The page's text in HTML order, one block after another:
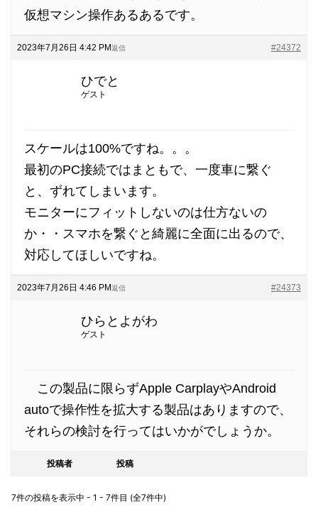
仮想マシン操作あるあるです。
2023年7月26日 4:42 PM #24372
返信
ひでと
ゲスト
スケールは100%ですね。。。
最初のPC接続ではまともで、一度車に繋ぐ
と、ずれてしまいます。
モニターにフィットしないのは仕方ないの
か・・スマホを繋ぐと綺麗に全面に出るので、
対応してほしいですね。
2023年7月26日 4:46 PM #24373
返信
ひらとよがわ
ゲスト
この製品に限らずApple CarplayやAndroid
autoで操作性を拡大する製品はありますので、
それらの検討を行ってはいかがでしょうか。
投稿者 投稿
7件の投稿を表示中 - 1 - 7件目 (全7件中)